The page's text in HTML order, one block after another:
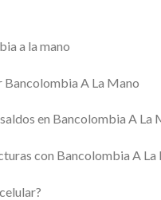
a la mano
A La Mano
en Bancolombia A La
con Bancolombia A La